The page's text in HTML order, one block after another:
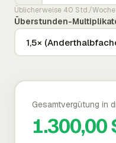
Üblicherweise 40 Std./Woche
Überstunden-
Gesamtvergütung in
1.300,00